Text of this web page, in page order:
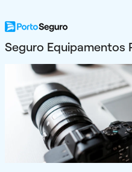
Seguro Equipamentos